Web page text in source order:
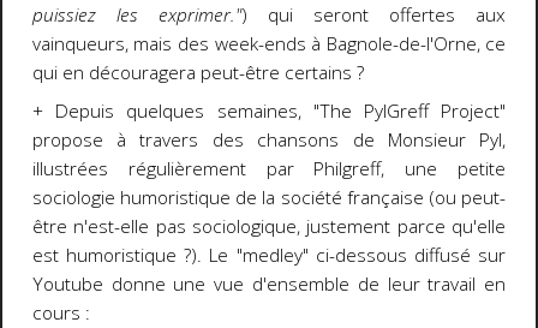
puissiez les exprimer.") qui seront offertes aux
vainqueurs, mais des week-ends à Bagnole-de-l'Orne, ce
qui en découragera peut-être certains ?
+ Depuis quelques semaines, "The PylGreff Project"
propose à travers des chansons de Monsieur Pyl,
illustrées régulièrement par Philgreff, une petite
sociologie humoristique de la société française (ou peut-
être n'est-elle pas sociologique, justement parce qu'elle
est humoristique ?). Le "medley" ci-dessous diffusé sur
Youtube donne une vue d'ensemble de leur travail en
cours :